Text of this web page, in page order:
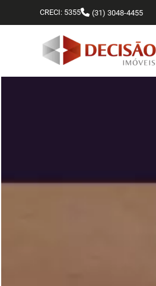
CRECI: 5355 (31) 3048-4455